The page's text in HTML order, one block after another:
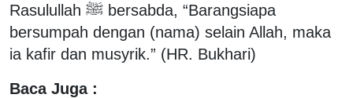
Rasulullah ﷺ bersabda, “Barangsiapa
bersumpah dengan (nama) selain Allah, maka
ia kafir dan musyrik.” (HR. Bukhari)
Baca Juga :